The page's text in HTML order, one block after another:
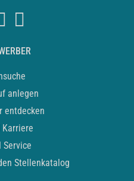
anlegen
entdecken
Stellenkatalog